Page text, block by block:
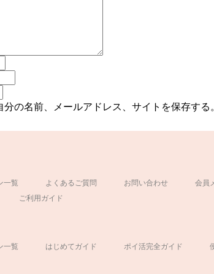
の名前、メールアドレス、サイトを保存する
一覧 よくあるご質問 お問い合わせ 会員
ご利用ガイド
一覧 はじめてガイド ポイ活完全ガイド